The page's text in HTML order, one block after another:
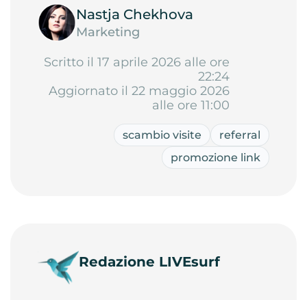
Nastja Chekhova
Marketing
Scritto il 17 aprile 2026 alle ore
22:24
Aggiornato il 22 maggio 2026
alle ore 11:00
scambio visite
referral
promozione link
Redazione LIVEsurf